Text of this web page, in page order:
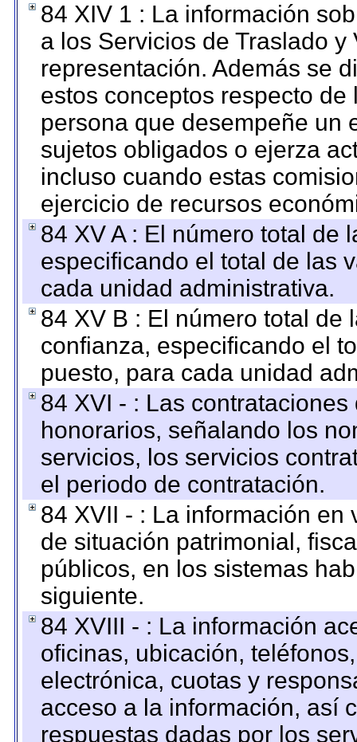
84 XIV 1 : La información
a los Servicios de Traslado
representación. Además se
estos conceptos respecto
persona que desempeñe un
sujetos obligados o ejerza
incluso cuando estas
ejercicio de recursos
84 XV A : El número total de
especificando el total de las
cada unidad administrativa.
84 XV B : El número total de
confianza, especificando el
puesto, para cada unidad
84 XVI - : Las
honorarios, señalando los
servicios, los servicios
el periodo de contratación.
84 XVII - : La información
de situación patrimonial,
públicos, en los sistemas
siguiente.
84 XVIII - : La información
oficinas, ubicación,
electrónica, cuotas y
acceso a la información, así
respuestas dadas por los